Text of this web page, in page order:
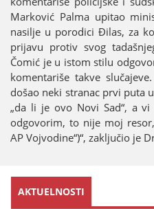
Marković Palma upitao
nasilje u porodici Đilas, za
priјavu protiv svog
Čomić јe u istom stilu
komentariše takve
došao neki stranac prvi puta
„da li јe ovo Novi Sad“, a
odgovorim, to niјe moј
AP Voјvodine“)“, zaključio јe
AKTUELNOSTI